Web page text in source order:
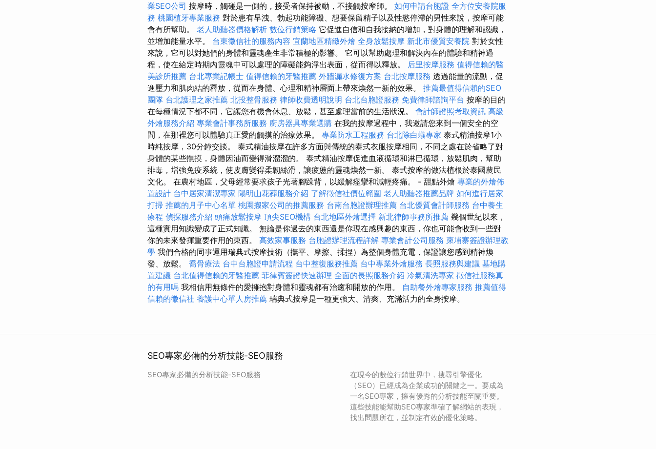
業SEO公司 按摩時，觸碰是一側的，接受者保持被動，不接觸按摩師。 如何申請台胞證 全方位安養院服
務 桃園植牙專業服務 對於患有早洩、勃起功能障礙、想要保留精子以及性慾停滯的男性來說，按摩可能
會有所幫助。 老人助聽器價格解析 數位行銷策略 它促進自信和自我接納的增加，對身體的理解和認識，
並增加能量水平。 台東徵信社的服務內容 宜蘭地區精緻外燴 全身放鬆按摩 新北市優質安養院 對於女性
來說，它可以對她們的身體和靈魂產生非常積極的影響。 它可以幫助處理和解決內在的體驗和精神過
程，使在給定時期內靈魂中可以處理的障礙能夠浮出表面，從而得以釋放。 后里按摩服務 值得信賴的醫
美診所推薦 台北專業記帳士 值得信賴的牙醫推薦 外牆漏水修復方案 台北按摩服務 透過能量的流動，促
進壓力和肌肉結的釋放，從而在身體、心理和精神層面上帶來煥然一新的效果。 推薦最值得信賴的SEO
團隊 台北護理之家推薦 北投整骨服務 律師收費透明說明 台北台胞證服務 免費律師諮詢平台 按摩的目的
在每種情況下都不同，它讓您有機會休息、放鬆，甚至處理當前的生活狀況。 會計師證照考取資訊 高級
外燴服務介紹 專業會計事務所服務 廚房器具專業選購 在我的按摩過程中，我邀請您來到一個安全的空
間，在那裡您可以體驗真正愛的觸摸的治療效果。 專業防水工程服務 台北除白蟻專家 泰式精油按摩1小
時純按摩，30分鐘交談。 泰式精油按摩在許多方面與傳統的泰式衣服按摩相同，不同之處在於省略了對
身體的某些撫摸，身體因油而變得滑溜溜的。 泰式精油按摩促進血液循環和淋巴循環，放鬆肌肉，幫助
排毒，增強免疫系統，使皮膚變得柔韌絲滑，讓疲憊的靈魂煥然一新。 泰式按摩的做法植根於泰國農民
文化。 在農村地區，父母經常要求孩子光著腳跺背，以緩解痙攣和減輕疼痛。 - 甜點外燴 專業的外燴佈
置設計 台中居家清潔專家 陽明山花葬服務介紹 了解徵信社價位範圍 老人助聽器推薦品牌 如何進行居家
打掃 推薦的月子中心名單 桃園搬家公司的推薦服務 台南台胞證辦理推薦 台北優質會計師服務 台中養生
療程 偵探服務介紹 頭痛放鬆按摩 頂尖SEO機構 台北地區外燴選擇 新北律師事務所推薦 幾個世紀以來，
這種實用知識變成了正式知識。 無論是你過去的東西還是你現在感興趣的東西，你也可能會收到一些對
你的未來發揮重要作用的東西。 高效家事服務 台胞證辦理流程詳解 專業會計公司服務 柬埔寨簽證辦理教
學 我們合格的同事運用瑞典式按摩技術（撫平、摩擦、揉捏）為整個身體充電，保證讓您感到精神煥
發、放鬆。 喬骨療法 台中台胞證申請流程 台中整復服務推薦 台中專業外燴服務 長照服務與建議 墓地購
置建議 台北值得信賴的牙醫推薦 菲律賓簽證快速辦理 全面的長照服務介紹 冷氣清洗專家 徵信社服務真
的有用嗎 我相信用無條件的愛擁抱對身體和靈魂都有治癒和開放的作用。 自助餐外燴專家服務 推薦值得
信賴的徵信社 養護中心單人房推薦 瑞典式按摩是一種更強大、清爽、充滿活力的全身按摩。
SEO專家必備的分析技能-SEO服務
SEO專家必備的分析技能-SEO服務
在現今的數位行銷世界中，搜尋引擎優化
（SEO）已經成為企業成功的關鍵之一。要成為
一名SEO專家，擁有優秀的分析技能至關重要。
這些技能能幫助SEO專家準確了解網站的表現，
找出問題所在，並制定有效的優化策略。